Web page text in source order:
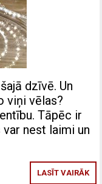
dzīvē. Un
viņi vēlas?
Tāpēc ir
nest laimi un
LASĪT VAIRĀK